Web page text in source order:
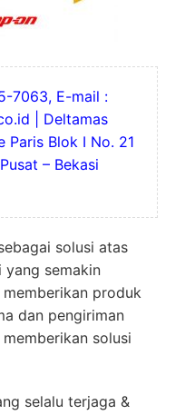
7063, E-mail :
| Deltamas
Paris Blok I No. 21
– Bekasi
solusi atas
yang semakin
produk
dan pengiriman
solusi
selalu terjaga &